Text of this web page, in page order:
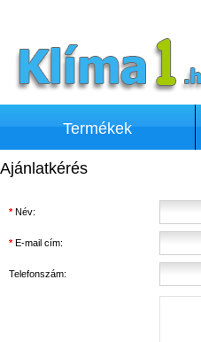
Termékek
Ajánlatkérés
*Név:
*E-mail cím:
Telefonszám: